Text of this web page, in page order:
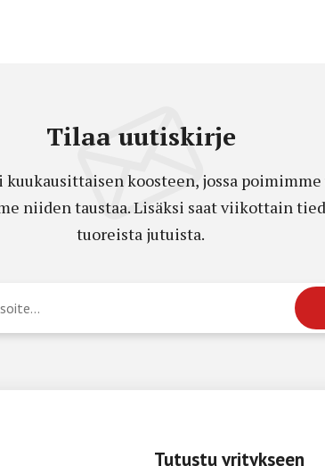
Tilaa uutiskirje
kuukausittaisen koosteen, jossa
niiden taustaa. Lisäksi saat viikottain
tuoreista jutuista.
Tutustu yritykseen